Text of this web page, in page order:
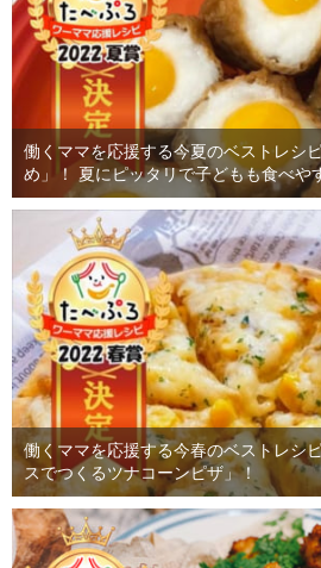
働くママを応援する今夏のベストレシ
め」！ 夏にピッタリで子どもも食べや
働くママを応援する今春のベストレシ
スでつくるツナコーンピザ」！